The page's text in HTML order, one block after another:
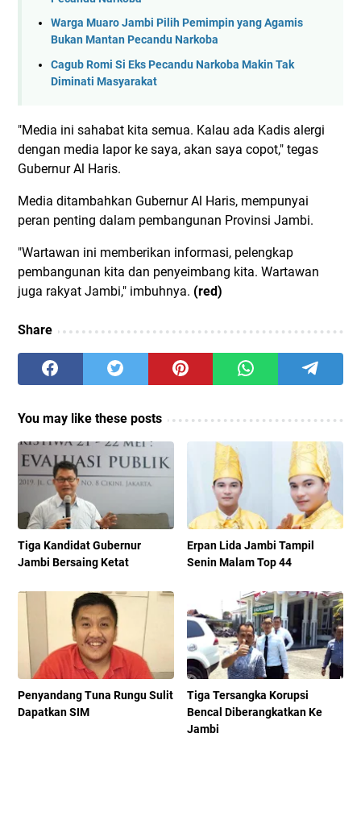
Warga Muaro Jambi Pilih Pemimpin yang Agamis
Bukan Mantan Pecandu Narkoba
Cagub Romi Si Eks Pecandu Narkoba Makin Tak
Diminati Masyarakat
"Media ini sahabat kita semua. Kalau ada Kadis alergi
dengan media lapor ke saya, akan saya copot," tegas
Gubernur Al Haris.
Media ditambahkan Gubernur Al Haris, mempunyai
peran penting dalam pembangunan Provinsi Jambi.
"Wartawan ini memberikan informasi, pelengkap
pembangunan kita dan penyeimbang kita. Wartawan
juga rakyat Jambi," imbuhnya. (red)
Share
You may like these posts
Tiga Kandidat Gubernur
Jambi Bersaing Ketat
Erpan Lida Jambi Tampil
Senin Malam Top 44
Penyandang Tuna Rungu Sulit
Dapatkan SIM
Tiga Tersangka Korupsi
Bencal Diberangkatkan Ke
Jambi